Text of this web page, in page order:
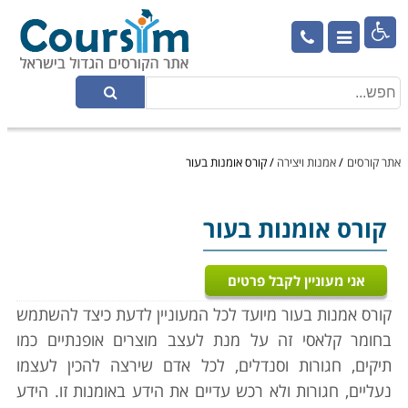

אתר קורסים /אמנות ויצירה /קורס אומנות בעור
קורס אומנות בעור
אני מעוניין לקבל פרטים
קורס אמנות בעור מיועד לכל המעוניין לדעת כיצד להשתמש
בחומר קלאסי זה על מנת לעצב מוצרים אופנתיים כמו
תיקים, חגורות וסנדלים, לכל אדם שירצה להכין לעצמו
נעליים, חגורות ולא רכש עדיים את הידע באומנות זו. הידע